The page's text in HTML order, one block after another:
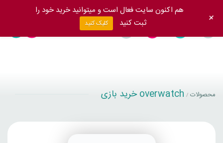
محصولات / overwatch خرید بازی
هم اکنون سایت فعال است و میتوانید خرید خود را
ثبت کنید
کلیک کنید +